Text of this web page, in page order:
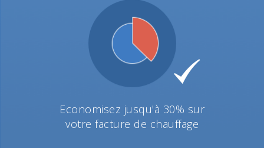
Economisez jusqu'à 30% sur
votre facture de chauffage